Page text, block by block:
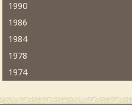
1990
1986
1984
1978
1974